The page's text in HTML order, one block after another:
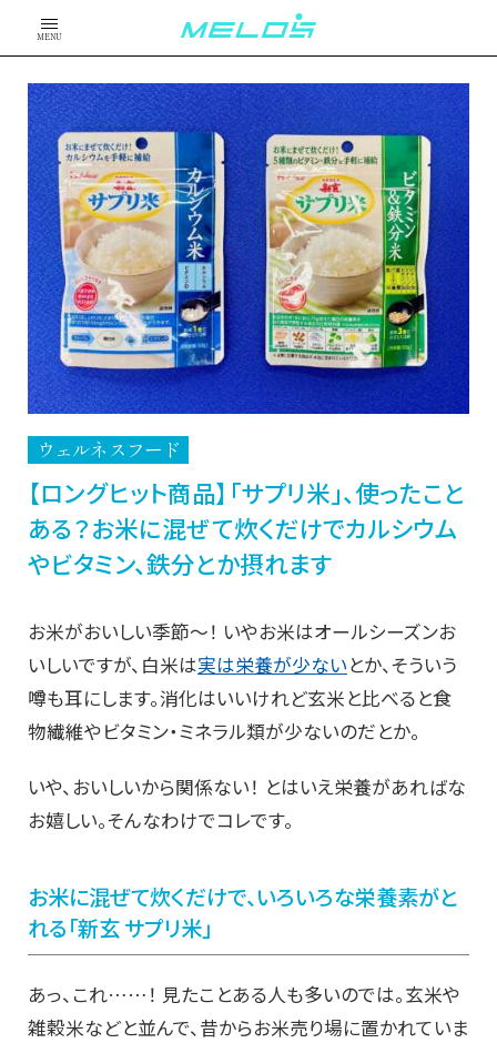
MENU
ウェルネスフード
【ロングヒット商品】「サプリ米」、使ったこと
ある？お米に混ぜて炊くだけでカルシウム
やビタミン、鉄分とか摂れます
お米がおいしい季節～！ いやお米はオールシーズンお
いしいですが、白米は実は栄養が少ないとか、そういう
噂も耳にします。消化はいいけれど玄米と比べると食
物繊維やビタミン・ミネラル類が少ないのだとか。
いや、おいしいから関係ない！ とはいえ栄養があればな
お嬉しい。そんなわけでコレです。
お米に混ぜて炊くだけで、いろいろな栄養素がと
れる「新玄 サプリ米」
あっ、これ……！ 見たことある人も多いのでは。玄米や
雑穀米などと並んで、昔からお米売り場に置かれていま